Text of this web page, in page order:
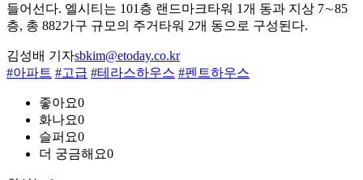
들어선다. 엘시티는 101층 랜드마크타워 1개 동과 지상 7∼85
층, 총 882가구 규모의 주거타워 2개 동으로 구성된다.
김성배 기자sbkim@etoday.co.kr
#아파트 #고급 #테라스하우스 #펜트하우스
좋아요0
화나요0
슬퍼요0
더 궁금해요0